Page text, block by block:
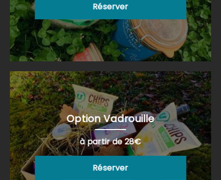
Réserver
Option Vadrouille
à partir de 28€
Réserver